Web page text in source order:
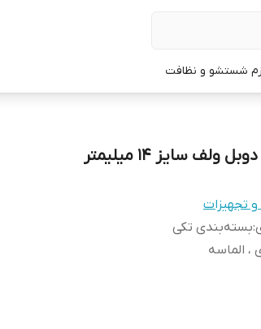
شستشو و نظافت
سایز 14 میلیمتر
و تجهیزات
:بسته‌بندی تکی
، الماسه